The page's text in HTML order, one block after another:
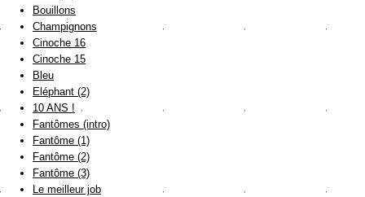
Bouillons
Champignons
Cinoche 16
Cinoche 15
Bleu
Eléphant (2)
10 ANS !
Fantômes (intro)
Fantôme (1)
Fantôme (2)
Fantôme (3)
Le meilleur job